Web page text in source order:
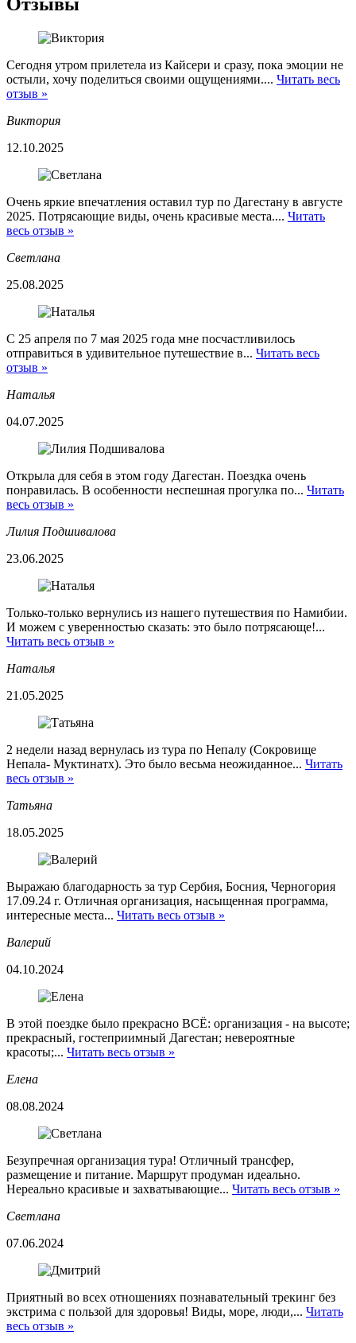
Сегодня утром прилетела из Кайсери и сразу, пока эмоции не
остыли, хочу поделиться своими ощущениями.... Читать весь
отзыв »
Виктория
12.10.2025
Очень яркие впечатления оставил тур по Дагестану в августе
2025. Потрясающие виды, очень красивые места.... Читать
весь отзыв »
Светлана
25.08.2025
С 25 апреля по 7 мая 2025 года мне посчастливилось
отправиться в удивительное путешествие в... Читать весь
отзыв »
Наталья
04.07.2025
Открыла для себя в этом году Дагестан. Поездка очень
понравилась. В особенности неспешная прогулка по... Читать
весь отзыв »
Лилия Подшивалова
23.06.2025
Только-только вернулись из нашего путешествия по Намибии.
И можем с уверенностью сказать: это было потрясающе!...
Читать весь отзыв »
Наталья
21.05.2025
2 недели назад вернулась из тура по Непалу (Сокровище
Непала- Муктинатх). Это было весьма неожиданное... Читать
весь отзыв »
Татьяна
18.05.2025
Выражаю благодарность за тур Сербия, Босния, Черногория
17.09.24 г. Отличная организация, насыщенная программа,
интересные места... Читать весь отзыв »
Валерий
04.10.2024
В этой поездке было прекрасно ВСЁ: организация - на высоте;
прекрасный, гостеприимный Дагестан; невероятные
красоты;... Читать весь отзыв »
Елена
08.08.2024
Безупречная организация тура! Отличный трансфер,
размещение и питание. Маршрут продуман идеально.
Нереально красивые и захватывающие... Читать весь отзыв »
Светлана
07.06.2024
Приятный во всех отношениях познавательный трекинг без
экстрима с пользой для здоровья! Виды, море, люди,... Читать
весь отзыв »